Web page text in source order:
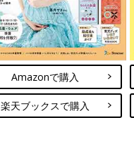
があります。
け道路環境の整った場所
憩できる場所のチェック
て、お出かけ先を決める
赤ちゃんにとっては大き
Amazonで購入
楽天ブックスで購入